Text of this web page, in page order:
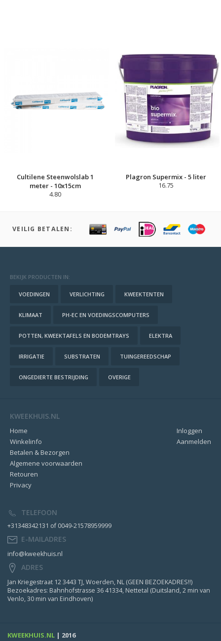
Cultilene Steenwolslab 1
meter - 10x15cm
4.80
Plagron Supermix - 5 liter
16.75
VEILIG BETALEN:
BEKIJK PRODUCTEN IN:
VOEDINGEN VERLICHTING KWEEKTENTEN
KLIMAAT PH-EC EN VOEDINGSCOMPUTERS
POTTEN, KWEEKTAFELS EN BODEMTRAYS ELEKTRA
IRRIGATIE SUBSTRATEN TUINGEREEDSCHAP
ONGEDIERTE BESTRIJDING OVERIGE
KWEEKHUIS.NL
Inloggen
Aanmelden
Home
Winkelinfo
Betalen & Bezorgen
Algemene voorwaarden
Retouren
Privacy
TELEFOON
+31348342131 of 0049-21578959999
E-MAILADRES
info@kweekhuis.nl
ADRES
Jan Kriegestraat 12 3443 TJ, Woerden, NL (GEEN BEZOEKADRES!!)
Bezoekadres: Bahnhofstrasse 36 41334, Nettetal (Duitsland, 2 min van
Venlo, 30 min van Eindhoven)
KWEEKHUIS.NL | 2016